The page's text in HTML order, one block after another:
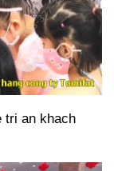
tri an khach